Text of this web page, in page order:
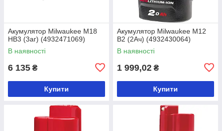
Акумулятор Milwaukee M18
HB3 (3аг) (4932471069)
В наявності
6 135 ₴
Купити
Акумулятор Milwaukee M12
B2 (2Ач) (4932430064)
В наявності
1 999,02 ₴
Купити